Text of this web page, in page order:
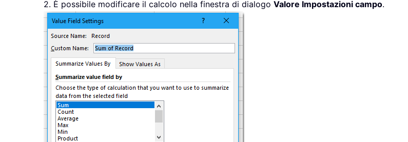
2. È possibile modificare il calcolo nella finestra di dialogo Valore Impostazioni campo.